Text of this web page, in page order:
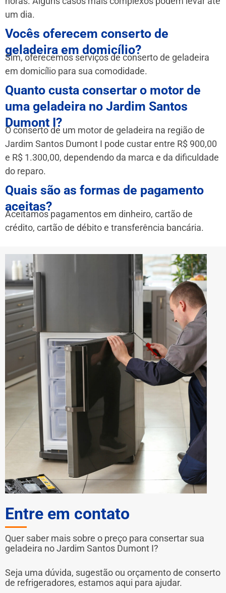
um dia.
Vocês oferecem conserto de
geladeira em domicílio?
Sim, oferecemos serviços de conserto de geladeira
em domicílio para sua comodidade.
Quanto custa consertar o motor de
uma geladeira no Jardim Santos
Dumont I?
O conserto de um motor de geladeira na região de
Jardim Santos Dumont I pode custar entre R$ 900,00
e R$ 1.300,00, dependendo da marca e da dificuldade
do reparo.
Quais são as formas de pagamento
aceitas?
Aceitamos pagamentos em dinheiro, cartão de
crédito, cartão de débito e transferência bancária.
Entre em contato
Quer saber mais sobre o preço para consertar sua
geladeira no Jardim Santos Dumont I?
Seja uma dúvida, sugestão ou orçamento de conserto
de refrigeradores, estamos aqui para ajudar.